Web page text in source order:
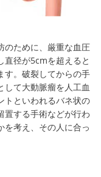
のために、厳重な血圧
直径が5cmを超えると
す。破裂してからの手
して大動脈瘤を人工血
トといわれるバネ状の
置する手術などが行わ
を考え、その人に合っ